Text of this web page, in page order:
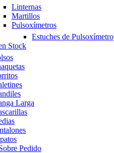
Linternas
Martillos
Pulsoxímetros
Estuches de Pulsoxímetro
Stock
Larga
Pedido